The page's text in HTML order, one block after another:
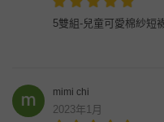
5雙組-兒童可愛棉紗短
mimi chi
2023年1月